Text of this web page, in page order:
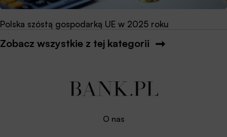
Polska szóstą gospodarką UE w 2025 roku
Zobacz wszystkie z tej kategorii
O nas